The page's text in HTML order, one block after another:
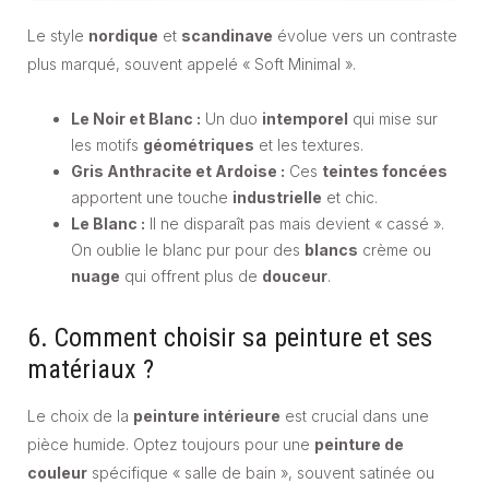
Le style nordique et scandinave évolue vers un contraste
plus marqué, souvent appelé « Soft Minimal ».
Le Noir et Blanc : Un duo intemporel qui mise sur
les motifs géométriques et les textures.
Gris Anthracite et Ardoise : Ces teintes foncées
apportent une touche industrielle et chic.
Le Blanc : Il ne disparaît pas mais devient « cassé ».
On oublie le blanc pur pour des blancs crème ou
nuage qui offrent plus de douceur.
6. Comment choisir sa peinture et ses
matériaux ?
Le choix de la peinture intérieure est crucial dans une
pièce humide. Optez toujours pour une peinture de
couleur spécifique « salle de bain », souvent satinée ou